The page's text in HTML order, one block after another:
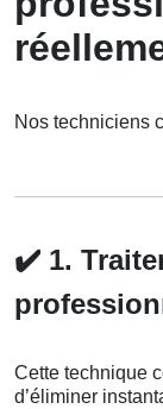
Nos techniciens
✔️ 1.
Cette technique
d’éliminer